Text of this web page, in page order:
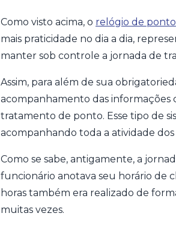
Como visto acima, o relógio de ponto
mais praticidade no dia a dia,
manter sob controle a jornada de
Assim, para além de sua
acompanhamento das informações
tratamento de ponto. Esse tipo de
acompanhando toda a atividade
Como se sabe, antigamente, a
funcionário anotava seu horário de
horas também era realizado de
muitas vezes.